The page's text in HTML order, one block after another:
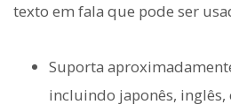
texto em fala que pode ser
Suporta
incluindo japonês, inglês,